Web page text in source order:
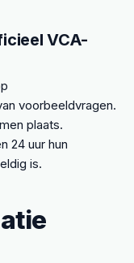
VCA-
voorbeeldvragen.
plaats.
24 uur hun
is.